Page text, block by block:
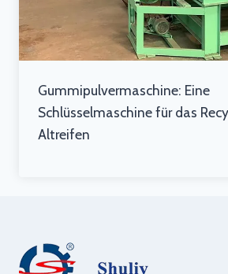
Gummipulvermaschine: Eine
Schlüsselmaschine für das
Altreifen